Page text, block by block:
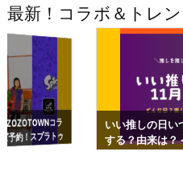
最新！コラボ＆トレ
コラ
予約！スプラトゥ
ップも渋谷Hz
いい推しの日い
する？由来は？